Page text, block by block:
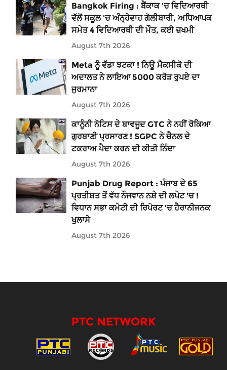
Bangkok Firing : ਬੈਂਕਾਕ 'ਚ ਵਿਦਿਆਰਥੀ
ਵੱਲੋਂ ਸਕੂਲ 'ਚ ਅੰਨ੍ਹੇਵਾਹ ਗੋਲੀਬਾਰੀ, ਅਧਿਆਪਕ
ਸਮੇਤ 4 ਵਿਦਿਆਰਥੀ ਦੀ ਮੌਤ, ਕਈ ਜ਼ਖਮੀ
August 7th 2026
Meta ਨੂੰ ਵੱਡਾ ਝਟਕਾ ! ਨਿਊ ਮੈਕਸੀਕੋ ਦੀ
ਅਦਾਲਤ ਨੇ ਲਾਇਆ 5000 ਕਰੋੜ ਰੁਪਏ ਦਾ
ਜੁਰਮਾਨਾ
August 7th 2026
ਕਾਨੂੰਨੀ ਨੋਟਿਸ ਦੇ ਬਾਵਜੂਦ GTC ਨੇ ਨਹੀਂ ਰੋਕਿਆ
ਗੁਰਬਾਣੀ ਪ੍ਰਸਾਰਣ ! SGPC ਨੇ ਚੈਨਲ ਦੇ
ਟਕਰਾਅ ਪੈਦਾ ਕਰਨ ਦੀ ਕੀਤੀ ਨਿੰਦਾ
August 7th 2026
Punjab Drug Report : ਪੰਜਾਬ ਦੇ 65
ਪ੍ਰਤੀਸ਼ਤ ਤੋਂ ਵੱਧ ਨੌਜਵਾਨ ਨਸ਼ੇ ਦੀ ਲਪੇਟ 'ਚ !
ਵਿਧਾਨ ਸਭਾ ਕਮੇਟੀ ਦੀ ਰਿਪੋਰਟ 'ਚ ਹੈਰਾਨੀਜਨਕ
ਖੁਲਾਸੇ
August 7th 2026
PTC NETWORK